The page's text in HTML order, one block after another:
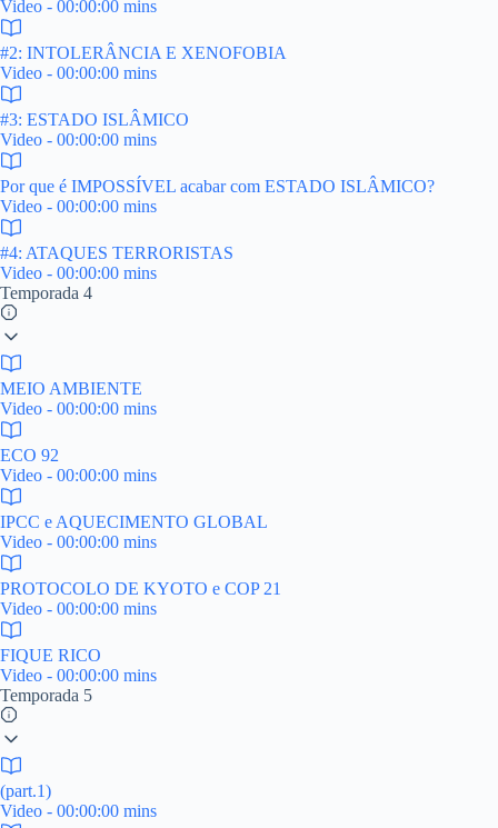
Video - 00:00:00 mins
#2: INTOLERÂNCIA E XENOFOBIA
Video - 00:00:00 mins
#3: ESTADO ISLÂMICO
Video - 00:00:00 mins
Por que é IMPOSSÍVEL acabar com ESTADO ISLÂMICO?
Video - 00:00:00 mins
#4: ATAQUES TERRORISTAS
Video - 00:00:00 mins
Temporada 4
MEIO AMBIENTE
Video - 00:00:00 mins
ECO 92
Video - 00:00:00 mins
IPCC e AQUECIMENTO GLOBAL
Video - 00:00:00 mins
PROTOCOLO DE KYOTO e COP 21
Video - 00:00:00 mins
FIQUE RICO
Video - 00:00:00 mins
Temporada 5
(part.1)
Video - 00:00:00 mins